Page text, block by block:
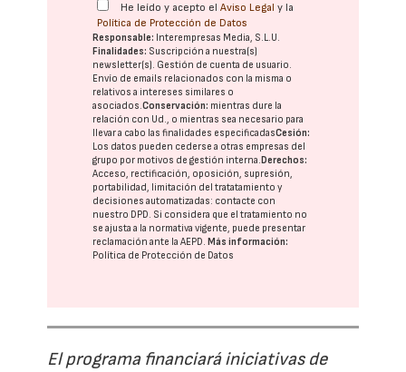
He leído y acepto elAviso Legal y la
Política de Protección de Datos
Responsable: Interempresas Media, S.L.U.
Finalidades: Suscripción a nuestra(s)
newsletter(s). Gestión de cuenta de usuario.
Envío de emails relacionados con la misma o
relativos a intereses similares o
asociados.Conservación: mientras dure la
relación con Ud., o mientras sea necesario para
llevar a cabo las finalidades especificadasCesión:
Los datos pueden cederse a otras empresas del
grupo por motivos de gestión interna. Derechos:
Acceso, rectificación, oposición, supresión,
portabilidad, limitación del tratatamiento y
decisiones automatizadas: contacte con
nuestro DPD. Si considera que el tratamiento no
se ajusta a la normativa vigente, puede presentar
reclamación ante laAEPD. Más información:
Política de Protección de Datos
El programa financiará iniciativas de